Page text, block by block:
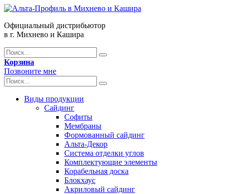
Официальный дистрибьютор
в г. Михнево и Кашира
Корзина
Позвоните мне
Виды продукции
Сайдинг
Софиты
Мембраны
Формованный сайдинг
Альта-Декор
Система отделки углов
Комплектующие элементы
Корабельная доска
Блокхаус
Акриловый сайдинг